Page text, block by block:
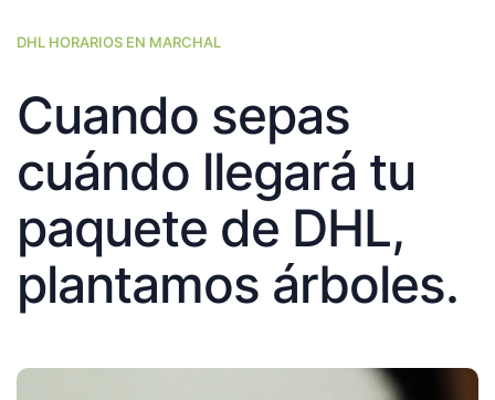
DHL HORARIOS EN MARCHAL
Cuando sepas
cuándo llegará tu
paquete de DHL,
plantamos árboles.